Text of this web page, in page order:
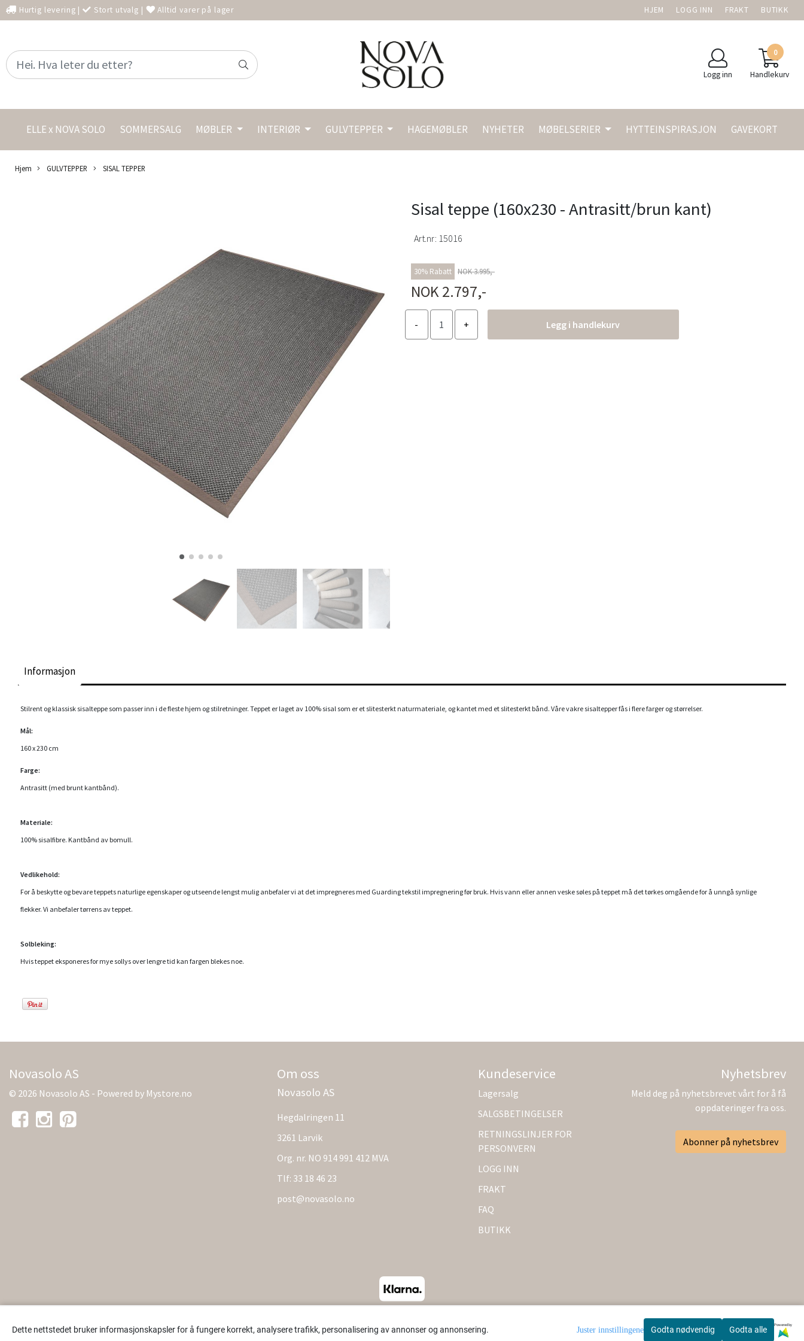
Hurtig levering | Stort utvalg | Alltid varer på lager HJEM LOGG INN FRAKT BUTIKK
Logg inn
0
Handlekurv
ELLE x NOVA SOLO SOMMERSALG MØBLER INTERIØR GULVTEPPER HAGEMØBLER NYHETER MØBELSERIER HYTTEINSPIRASJON GAVEKORT
Hjem GULVTEPPER SISAL TEPPER
Sisal teppe (160x230 - Antrasitt/brun kant)
Art.nr: 15016
30% Rabatt NOK 3.995,-
NOK 2.797,-
Legg i handlekurv
Informasjon
Stilrent og klassisk sisalteppe som passer inn i de fleste hjem og stilretninger. Teppet er laget av 100% sisal som er et slitesterkt naturmateriale, og kantet med et slitesterkt bånd. Våre vakre sisaltepper fås i flere farger og størrelser.
Mål:
160 x 230 cm
Farge:
Antrasitt (med brunt kantbånd).
Materiale:
100% sisalfibre. Kantbånd av bomull.
Vedlikehold:
For å beskytte og bevare teppets naturlige egenskaper og utseende lengst mulig anbefaler vi at det impregneres med Guarding tekstil impregneringfør bruk. Hvis vann eller annen veske søles på teppet må det tørkes omgående for å unngå synlige
flekker. Vi anbefaler tørrens av teppet.
Solbleking:
Hvis teppet eksponeres for mye sollys over lengre tid kan fargen blekes noe.
Dette nettstedet bruker informasjonskapsler for å fungere korrekt, analysere trafikk, personalisering av annonser og annonsering. Godta nødvendig Godta alle
Powered by
Juster innstillingene
Novasolo AS
© 2026 Novasolo AS - Powered by Mystore.no
Om oss
Novasolo AS
Hegdalringen 11
3261 Larvik
Org. nr. NO 914 991 412 MVA
Tlf: 33 18 46 23
post@novasolo.no
Kundeservice
Lagersalg
SALGSBETINGELSER
RETNINGSLINJER FOR
PERSONVERN
LOGG INN
FRAKT
FAQ
BUTIKK
Nyhetsbrev
Meld deg på nyhetsbrevet vårt for å få
oppdateringer fra oss.
Abonner på nyhetsbrev